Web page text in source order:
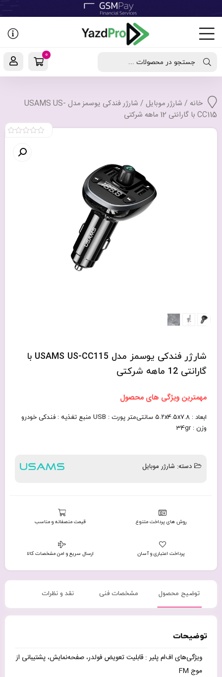
جستجو در محصولات ...
0
خانه / شارژر موبایل
/ شارژر فندکی یوسمز مدل USAMS US-
CC115 با گارانتی 12 ماهه شرکتی
شارژر فندکی یوسمز مدل USAMS US-CC115 با
گارانتی 12 ماهه شرکتی
مهمترین ویژگی های محصول
ابعاد : ۵.۲x۴.۵x۷.۸ سانتی‌متر پورت : USB منبع تغذیه : فندکی خودرو
وزن : 34gr
دسته: شارژر موبایل
روش های پرداخت متنوع قیمت منصفانه و مناسب
پرداخت اعتباری و آسان ارسال سریع و امن مشخصات کالا
توضیح محصول مشخصات فنی نقد و نظرات
توضیحات
ویژگی‌های اف‌ام پلیر : قابلیت تعویض فولدر، صفحه‌نمایش، پشتیبانی از
موج FM